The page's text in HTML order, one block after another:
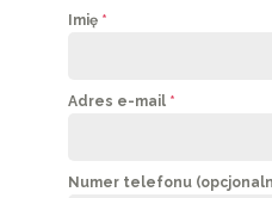
Imię *
Adres e-mail *
Numer telefonu